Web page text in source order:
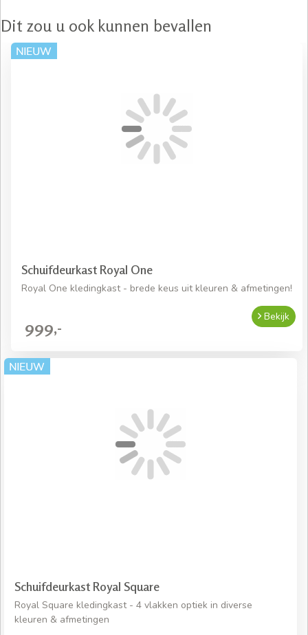
Dit zou u ook kunnen bevallen
Schuifdeurkast Royal One
Royal One kledingkast - brede keus uit kleuren & afmetingen!
999,-
Bekijk
Schuifdeurkast Royal Square
Royal Square kledingkast - 4 vlakken optiek in diverse
kleuren & afmetingen